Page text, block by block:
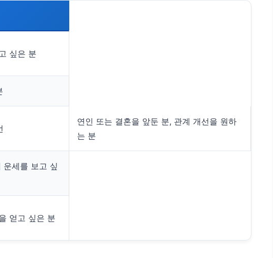
싶은 분
연인 또는 결혼을 앞둔 분, 관계 개선을 원하
는 분
운세를 보고 싶
얻고 싶은 분